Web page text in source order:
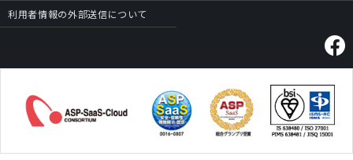
利用者情報の外部送信について